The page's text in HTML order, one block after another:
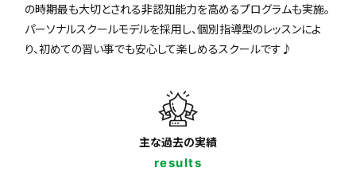
の時期最も大切とされる非認知能力を高めるプログラムも実施。
パーソナルスクールモデルを採用し、個別指導型のレッスンによ
り、初めての習い事でも安心して楽しめるスクールです♪
主な過去の実績
results